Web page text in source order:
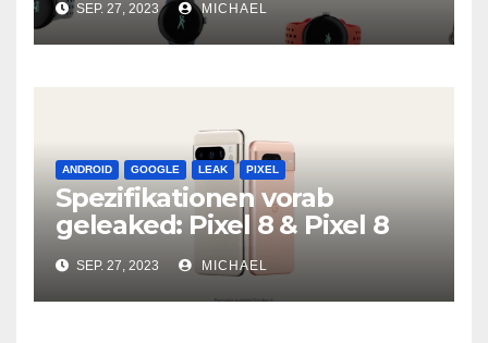
SEP. 27, 2023 MICHAEL
ANDROID GOOGLE LEAK PIXEL
Spezifikationen vorab
geleaked: Pixel 8 & Pixel 8
Pro
SEP. 27, 2023 MICHAEL